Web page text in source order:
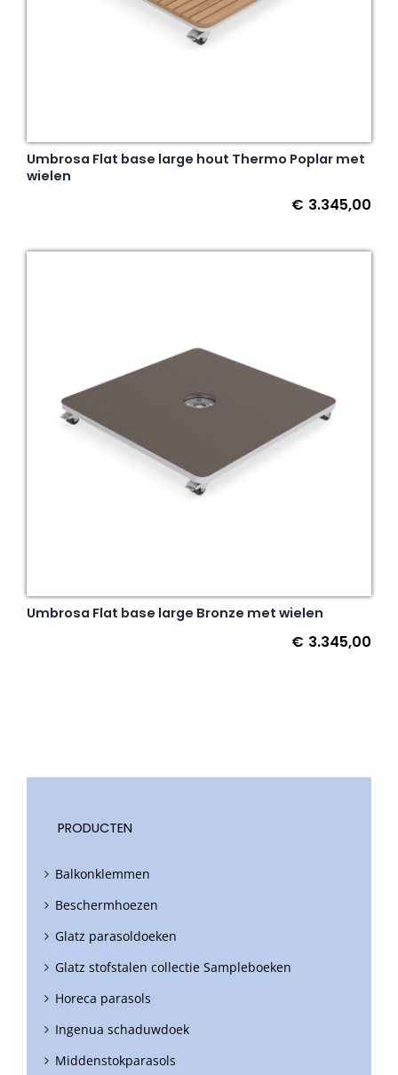
Umbrosa Flat base large hout Thermo Poplar met
wielen
€ 3.345,00
Umbrosa Flat base large Bronze met wielen
€ 3.345,00
PRODUCTEN
Balkonklemmen
Beschermhoezen
Glatz parasoldoeken
Glatz stofstalen collectie Sampleboeken
Horeca parasols
Ingenua schaduwdoek
Middenstokparasols